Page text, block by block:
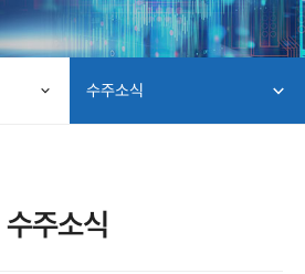
수주소식
수주소식